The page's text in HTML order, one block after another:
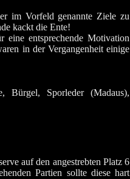
im Vorfeld genannte Ziele zu
kackt die Ente!
entsprechende Motivation
in der Vergangenheit einige
Bürgel, Sporleder (Madaus),
auf den angestrebten Platz 6
Partien sollte diese hart